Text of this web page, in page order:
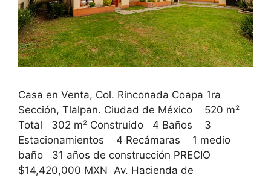
Casa en Venta, Col. Rinconada Coapa 1ra
Sección, Tlalpan. Ciudad de México 520 m²
Total 302 m² Construido 4 Baños 3
Estacionamientos 4 Recámaras 1 medio
baño 31 años de construcción PRECIO
$14,420,000 MXN Av. Hacienda de